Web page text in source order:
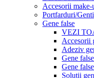
Accesorii make-
Portfarduri/Genti
Gene false
VEZI
Accesorii
Adeziv
Gene
Gene
Solutii